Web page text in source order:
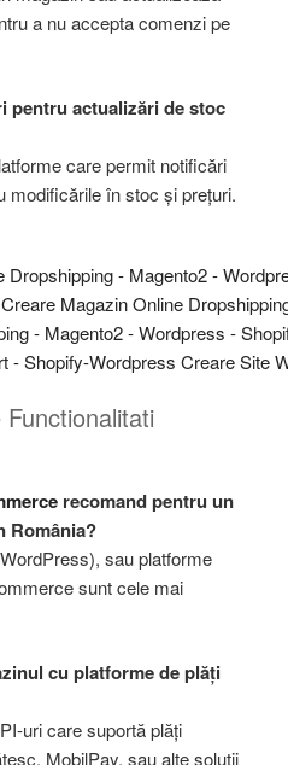
a nu accepta comenzi pe
pentru actualizări de stoc
care permit notificări
modificările în stoc și prețuri.
recomand pentru un
România?
sau platforme
sunt cele mai
cu platforme de plăți
uri care suportă plăți
MobilPay, sau alte soluții